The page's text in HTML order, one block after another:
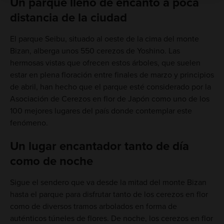
distancia de la ciudad
El parque Seibu, situado al oeste de la cima del monte
Bizan, alberga unos 550 cerezos de Yoshino. Las
hermosas vistas que ofrecen estos árboles, que suelen
estar en plena floración entre finales de marzo y principios
de abril, han hecho que el parque esté considerado por la
Asociación de Cerezos en flor de Japón como uno de los
100 mejores lugares del país donde contemplar este
fenómeno.
Un lugar encantador tanto de día
como de noche
Sigue el sendero que va desde la mitad del monte Bizan
hasta el parque para disfrutar tanto de los cerezos en flor
como de diversos tramos arbolados en forma de
auténticos túneles de flores. De noche, los cerezos en flor